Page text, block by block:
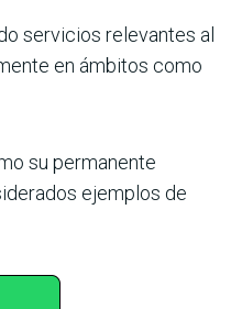
servicios relevantes al
en ámbitos como
su perma­nente
ejemplos de